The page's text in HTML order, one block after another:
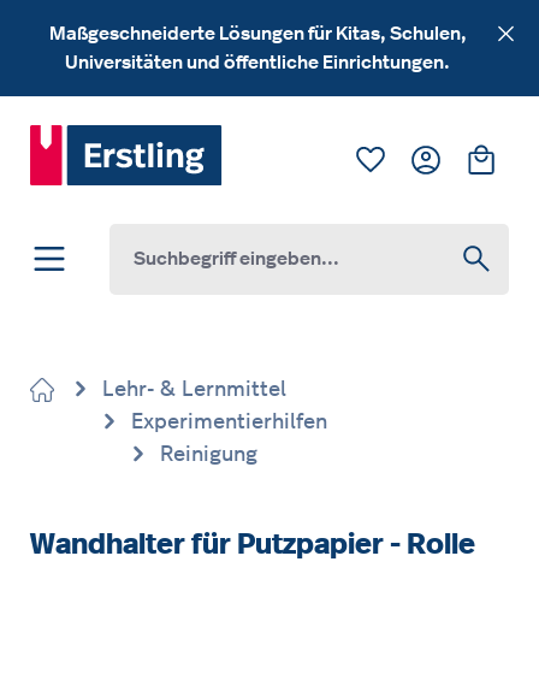
Zum Hauptinhalt springen
Maßgeschneiderte Lösungen für Kitas, Schulen,
Universitäten und öffentliche Einrichtungen.
Du hast 0
Lehr- & Lernmittel
Experimentierhilfen
Reinigung
Wandhalter für Putzpapier - Rolle